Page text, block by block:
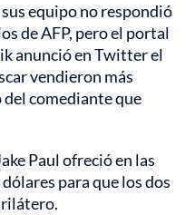
equipo no respondió
de AFP, pero el portal
anunció en Twitter el
vendieron más
del comediante que
Paul ofreció en las
para que los dos